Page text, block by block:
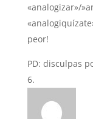
«analogizar»/
peor!
PD: disculpas